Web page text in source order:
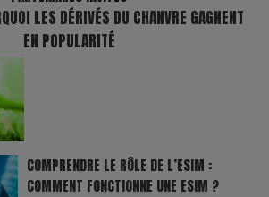
LES DÉRIVÉS DU CHANVRE GAGNENT
EN POPULARITÉ
COMPRENDRE LE RÔLE DE L’ESIM :
COMMENT FONCTIONNE UNE ESIM ?